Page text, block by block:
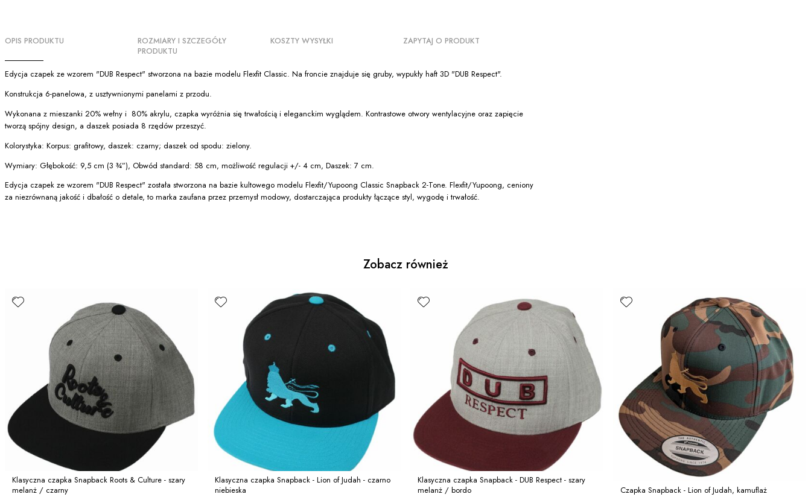
OPIS PRODUKTU
ROZMIARY I SZCZEGÓŁY
PRODUKTU
KOSZTY WYSYŁKI ZAPYTAJ O PRODUKT
Edycja czapek ze wzorem "DUB Respect" stworzona na bazie modelu Flexfit Classic. Na froncie znajduje się gruby, wypukły haft 3D "DUB Respect".
Konstrukcja 6-panelowa, z usztywnionymi panelami z przodu.
Wykonana z mieszanki 20% wełny i 80% akrylu, czapka wyróżnia się trwałością i eleganckim wyglądem. Kontrastowe otwory wentylacyjne oraz zapięcie
tworzą spójny design, a daszek posiada 8 rzędów przeszyć.
Kolorystyka: Korpus: grafitowy, daszek: czarny; daszek od spodu: zielony.
Wymiary: Głębokość: 9,5 cm (3 ¾”), Obwód standard: 58 cm, możliwość regulacji +/- 4 cm, Daszek: 7 cm.
Edycja czapek ze wzorem "DUB Respect" została stworzona na bazie kultowego modelu Flexfit/Yupoong Classic Snapback 2-Tone. Flexfit/Yupoong, ceniony
za niezrównaną jakość i dbałość o detale, to marka zaufana przez przemysł modowy, dostarczająca produkty łączące styl, wygodę i trwałość.
Zobacz również
Klasyczna czapka Snapback Roots & Culture - szary
melanż / czarny
Klasyczna czapka Snapback - Lion of Judah - czarno
niebieska
Klasyczna czapka Snapback - DUB Respect - szary
melanż / bordo
Czapka Snapback - Lion of Judah, kamuflaż